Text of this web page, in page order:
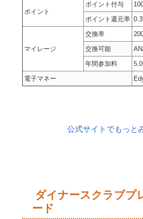
ポイント
ポイント付与
ポイント還元率
マイレージ
交換率
交換可能
年間参加料
電子マネー
公式サイトでもっと
ダイナースクラブプ
ード